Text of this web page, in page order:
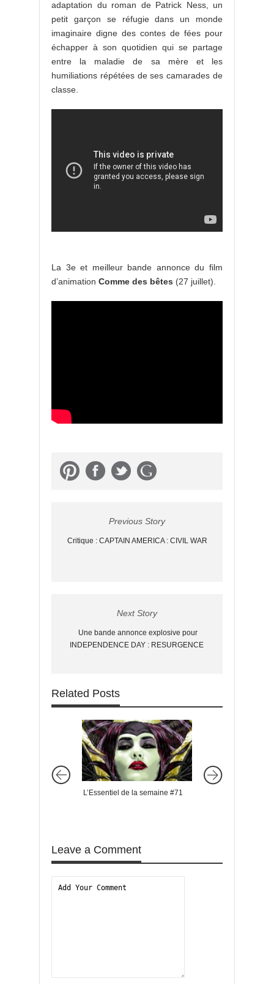
adaptation du roman de Patrick Ness, un
petit garçon se réfugie dans un monde
imaginaire digne des contes de fées pour
échapper à son quotidien qui se partage
entre la maladie de sa mère et les
humiliations répétées de ses camarades de
classe.
La 3e et meilleur bande annonce du film
d’animation Comme des bêtes (27 juillet).
Previous Story
Critique : CAPTAIN AMERICA : CIVIL WAR
Next Story
Une bande annonce explosive pour
INDEPENDENCE DAY : RESURGENCE
Related Posts
L’Essentiel de la semaine #71
Leave a Comment